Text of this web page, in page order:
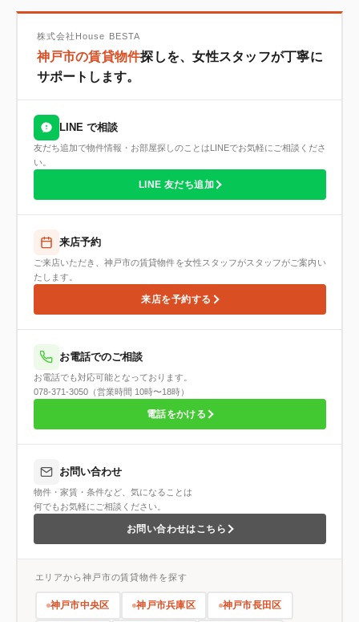
株式会社House BESTA
神戸市の賃貸物件探しを、女性スタッフが丁寧に
サポートします。
LINE で相談
友だち追加で物件情報・お部屋探しのことはLINEでお気軽にご相談くださ
い。
LINE 友だち追加
来店予約
ご来店いただき、神戸市の賃貸物件を女性スタッフがスタッフがご案内い
たします。
来店を予約する
お電話でのご相談
お電話でも対応可能となっております。
078-371-3050（営業時間 10時〜18時）
電話をかける
お問い合わせ
物件・家賃・条件など、気になることは
何でもお気軽にご相談ください。
お問い合わせはこちら
エリアから神戸市の賃貸物件を探す
神戸市中央区 神戸市兵庫区 神戸市長田区